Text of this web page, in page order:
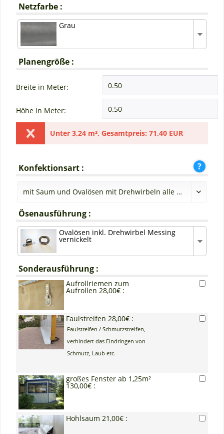
Netzfarbe :
Grau
Planengröße :
Breite in Meter:
Höhe in Meter:
Unter 3,24 m², Gesamtpreis: 71,40 EUR
Konfektionsart :
Ösenausführung :
Ovalösen inkl. Drehwirbel Messing
vernickelt
Sonderausführung :
Aufrollriemen zum
Aufrollen 28,00€ :
Faulstreifen 28,00€ :
Faulstreifen / Schmutzstreifen,
verhindert das Eindringen von
Schmutz, Laub etc.
großes Fenster ab 1,25m²
130,00€ :
Hohlsaum 21,00€ :